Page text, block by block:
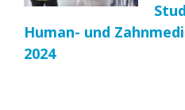
Human- und
2024